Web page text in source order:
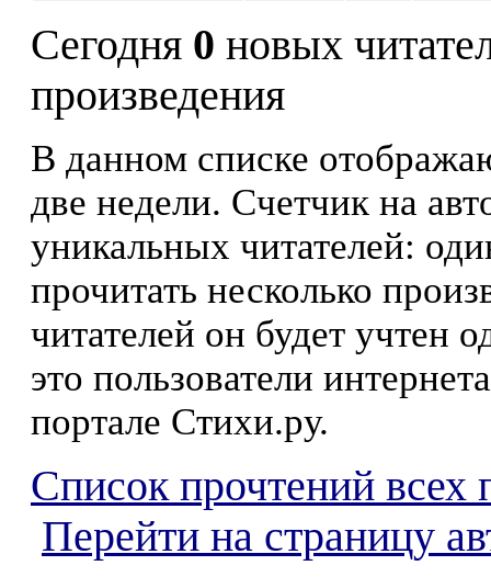
Сегодня 0 новых
произведения
В данном списке
две недели. Счетчик на
уникальных читателей:
прочитать несколько
читателей он будет учтен
это пользователи
портале Стихи.ру.
Список прочтений всех
Перейти на страницу